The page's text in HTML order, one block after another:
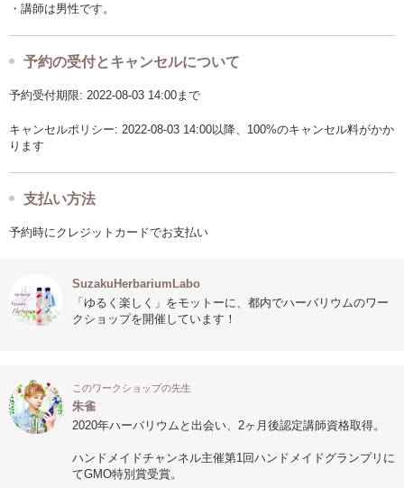
・講師は男性です。
予約の受付とキャンセルについて
予約受付期限: 2022-08-03 14:00まで
キャンセルポリシー: 2022-08-03 14:00以降、100%のキャンセル料がかか
ります
支払い方法
予約時にクレジットカードでお支払い
SuzakuHerbariumLabo
「ゆるく楽しく」をモットーに、都内でハーバリウムのワー
クショップを開催しています！
このワークショップの先生
朱雀
2020年ハーバリウムと出会い、2ヶ月後認定講師資格取得。
ハンドメイドチャンネル主催第1回ハンドメイドグランプリに
てGMO特別賞受賞。